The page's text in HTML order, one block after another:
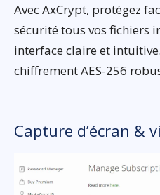
Avec AxCrypt, protégez
sécurité tous vos fichiers
interface claire et
chiffrement AES-256
Capture d’écran &